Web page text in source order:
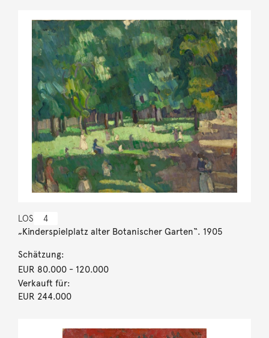
LOS 4
„Kinderspielplatz alter Botanischer Garten“. 1905
Schätzung:
EUR 80.000- 120.000
Verkauft für:
EUR 244.000